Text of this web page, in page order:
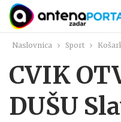
Naslovnica Sport
CVIK
DUŠU